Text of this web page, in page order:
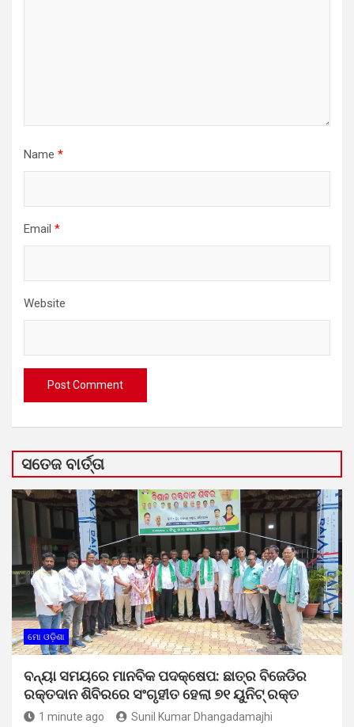
Name *
Email *
Website
ସତେଜ ବାର୍ତ୍ତା
ମୋ ଓଡ଼ିଶା
ବନ୍ୟା ସମୟରେ ମାନବିକ ପଦକ୍ଷେପ: ଛାତ୍ର ବିଜେଡିର
ରକ୍ତଦାନ ଶିବିରରେ ସଂଗୃହୀତ ହେଲା ୭୧ ୟୁନିଟ୍ ରକ୍ତ
1 minute ago Sunil Kumar Dhangadamajhi